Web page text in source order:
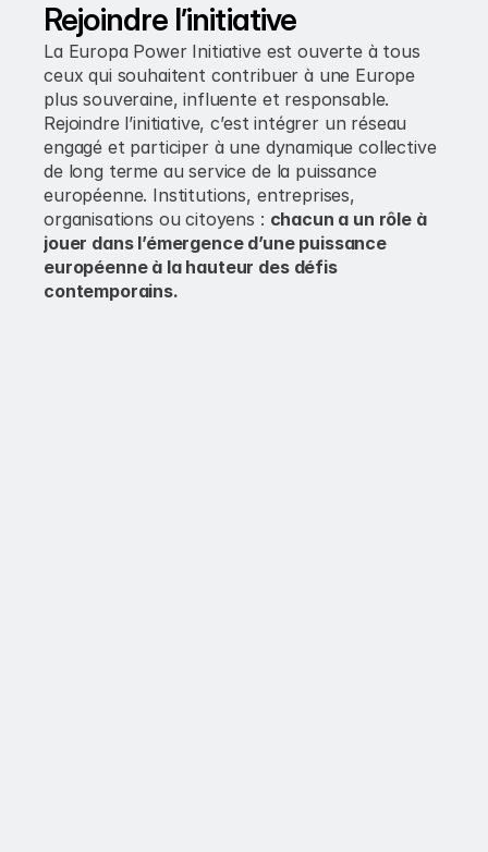
Rejoindre l’initiative
La Europa Power Initiative est ouverte à tous
ceux qui souhaitent contribuer à une Europe
plus souveraine, influente et responsable.
Rejoindre l’initiative, c’est intégrer un réseau
engagé et participer à une dynamique collective
de long terme au service de la puissance
européenne. Institutions, entreprises,
organisations ou citoyens : chacun a un rôle à
jouer dans l’émergence d’une puissance
européenne à la hauteur des défis
contemporains.